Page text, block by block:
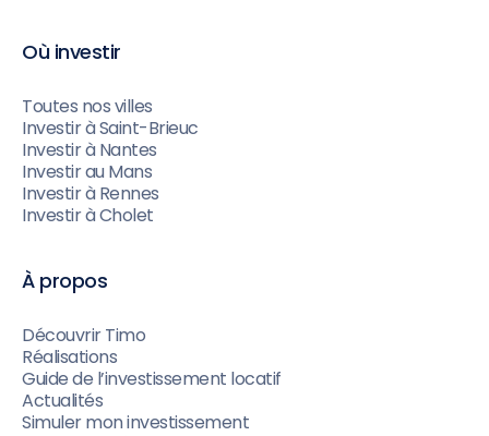
Où investir
Toutes nos villes
Investir à Saint-Brieuc
Investir à Nantes
Investir au Mans
Investir à Rennes
Investir à Cholet
À propos
Découvrir Timo
Réalisations
Guide de l’investissement locatif
Actualités
Simuler mon investissement